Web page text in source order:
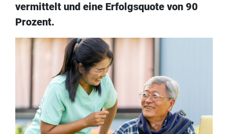
vermittelt und eine Erfolgsquote von 90
Prozent.